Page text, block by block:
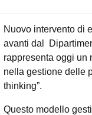
Nuovo intervento di
avanti dal
rappresenta oggi un
nella gestione delle
thinking”.
Questo modello